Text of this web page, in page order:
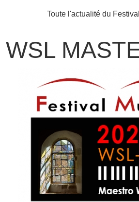
Toute l'actualité du
WSL